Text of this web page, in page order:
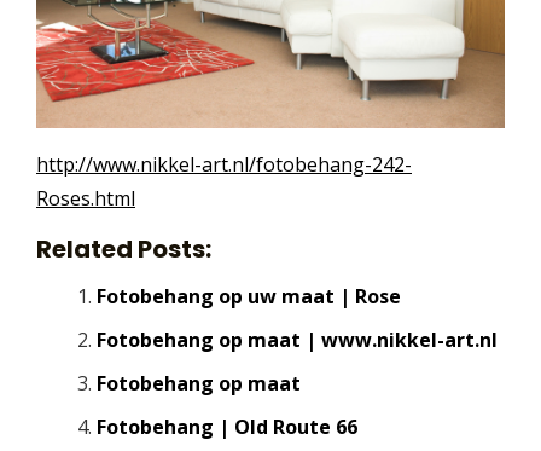
http://www.nikkel-art.nl/fotobehang-242-
Roses.html
Related Posts:
Fotobehang op uw maat | Rose
Fotobehang op maat | www.nikkel-art.nl
Fotobehang op maat
Fotobehang | Old Route 66